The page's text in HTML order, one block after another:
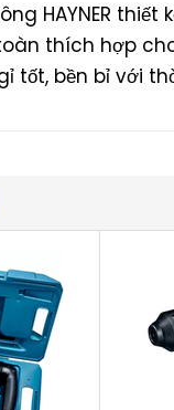
HAYNER
thích hợp
tốt, bền bỉ với